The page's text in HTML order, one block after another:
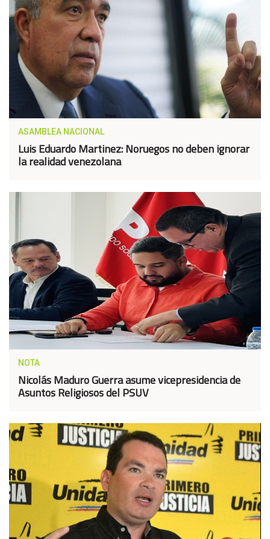
ASAMBLEA NACIONAL
Luis Eduardo Martinez: Noruegos no deben ignorar
la realidad venezolana
NOTA
Nicolás Maduro Guerra asume vicepresidencia de
Asuntos Religiosos del PSUV